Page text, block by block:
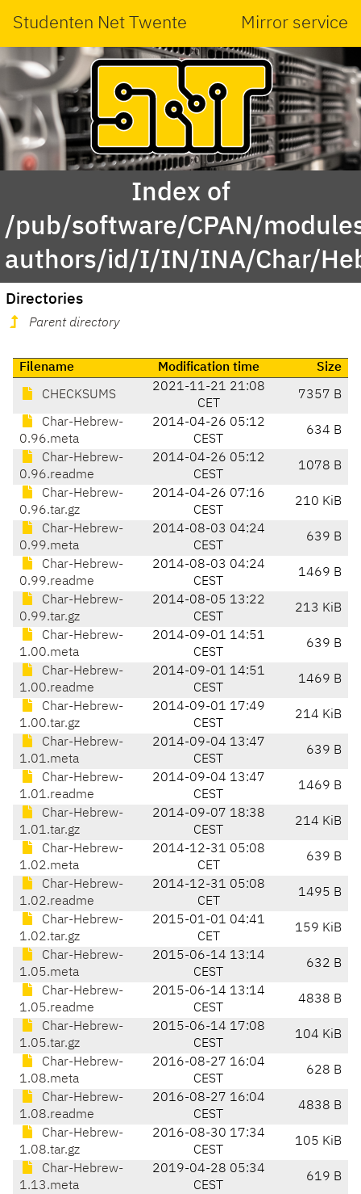
Studenten Net Twente Mirror service
Index of
/pub/software/CPAN/
authors/id/I/IN/INA/Char/
Directories
Parent directory
Filename Modification time Size
CHECKSUMS
2021-11-21 21:08
CET
7357 B
Char-Hebrew-
0.96.meta
2014-04-26 05:12
CEST
634 B
Char-Hebrew-
0.96.readme
2014-04-26 05:12
CEST
1078 B
Char-Hebrew-
0.96.tar.gz
2014-04-26 07:16
CEST
210 KiB
Char-Hebrew-
0.99.meta
2014-08-03 04:24
CEST
639 B
Char-Hebrew-
0.99.readme
2014-08-03 04:24
CEST
1469 B
Char-Hebrew-
0.99.tar.gz
2014-08-05 13:22
CEST
213 KiB
Char-Hebrew-
1.00.meta
2014-09-01 14:51
CEST
639 B
Char-Hebrew-
1.00.readme
2014-09-01 14:51
CEST
1469 B
Char-Hebrew-
1.00.tar.gz
2014-09-01 17:49
CEST
214 KiB
Char-Hebrew-
1.01.meta
2014-09-04 13:47
CEST
639 B
Char-Hebrew-
1.01.readme
2014-09-04 13:47
CEST
1469 B
Char-Hebrew-
1.01.tar.gz
2014-09-07 18:38
CEST
214 KiB
Char-Hebrew-
1.02.meta
2014-12-31 05:08
CET
639 B
Char-Hebrew-
1.02.readme
2014-12-31 05:08
CET
1495 B
Char-Hebrew-
1.02.tar.gz
2015-01-01 04:41
CET
159 KiB
Char-Hebrew-
1.05.meta
2015-06-14 13:14
CEST
632 B
Char-Hebrew-
1.05.readme
2015-06-14 13:14
CEST
4838 B
Char-Hebrew-
1.05.tar.gz
2015-06-14 17:08
CEST
104 KiB
Char-Hebrew-
1.08.meta
2016-08-27 16:04
CEST
628 B
Char-Hebrew-
1.08.readme
2016-08-27 16:04
CEST
4838 B
Char-Hebrew-
1.08.tar.gz
2016-08-30 17:34
CEST
105 KiB
Char-Hebrew-
1.13.meta
2019-04-28 05:34
CEST
619 B